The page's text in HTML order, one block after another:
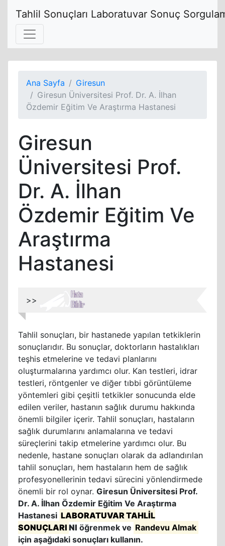
Tahlil Sonuçları Laboratuvar Sonuç
Ana Sayfa
Giresun
Giresun Üniversitesi Prof. Dr. A. İlhan
Özdemir Eğitim Ve Araştırma Hastanesi
Giresun
Üniversitesi Prof.
Dr. A. İlhan
Özdemir Eğitim Ve
Araştırma
Hastanesi
>>
Tahlil sonuçları, bir hastanede yapılan tetkiklerin
sonuçlarıdır. Bu sonuçlar, doktorların hastalıkları
teşhis etmelerine ve tedavi planlarını
oluşturmalarına yardımcı olur. Kan testleri, idrar
testleri, röntgenler ve diğer tıbbi görüntüleme
yöntemleri gibi çeşitli tetkikler sonucunda elde
edilen veriler, hastanın sağlık durumu hakkında
önemli bilgiler içerir. Tahlil sonuçları, hastaların
sağlık durumlarını anlamalarına ve tedavi
süreçlerini takip etmelerine yardımcı olur. Bu
nedenle, hastane sonuçları olarak da adlandırılan
tahlil sonuçları, hem hastaların hem de sağlık
profesyonellerinin tedavi sürecini yönlendirmede
önemli bir rol oynar. Giresun Üniversitesi Prof.
Dr. A. İlhan Özdemir Eğitim Ve Araştırma
Hastanesi LABORATUVAR TAHLİL
SONUÇLARI NI öğrenmek ve Randevu Almak
için aşağıdaki sonuçları kullanın.